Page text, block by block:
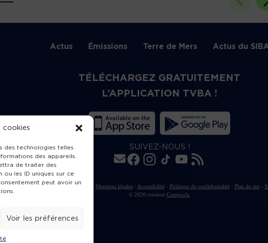
cookies
des technologies telles
des appareils.
de traiter des
les ID uniques sur ce
peut avoir un
Voir les préférences
Actus Émissions Terre de Mers Actus du
TÉLÉCHARGEZ GRATUITEMENT
L’APPLICATION TVBA !
SUIVEZ-NOUS !
Charte de publication Mentions légales- Accessibilité- Politique de confidentialité- Plan de site-
© 2026 création Compos'it.